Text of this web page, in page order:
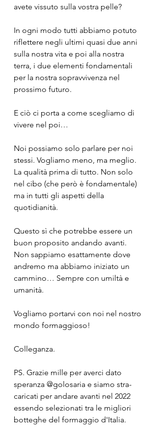
avete vissuto sulla vostra pelle?
In ogni modo tutti abbiamo potuto
riflettere negli ultimi quasi due anni
sulla nostra vita e poi alla nostra
terra, i due elementi fondamentali
per la nostra sopravvivenza nel
prossimo futuro.
E ciò ci porta a come scegliamo di
vivere nel poi…
Noi possiamo solo parlare per noi
stessi. Vogliamo meno, ma meglio.
La qualità prima di tutto. Non solo
nel cibo (che però è fondamentale)
ma in tutti gli aspetti della
quotidianità.
Questo sì che potrebbe essere un
buon proposito andando avanti.
Non sappiamo esattamente dove
andremo ma abbiamo iniziato un
cammino… Sempre con umiltà e
umanità.
Vogliamo portarvi con noi nel nostro
mondo formaggioso!
Colleganza.
PS. Grazie mille per averci dato
speranza @golosaria e siamo stra-
caricati per andare avanti nel 2022
essendo selezionati tra le migliori
botteghe del formaggio d'Italia.